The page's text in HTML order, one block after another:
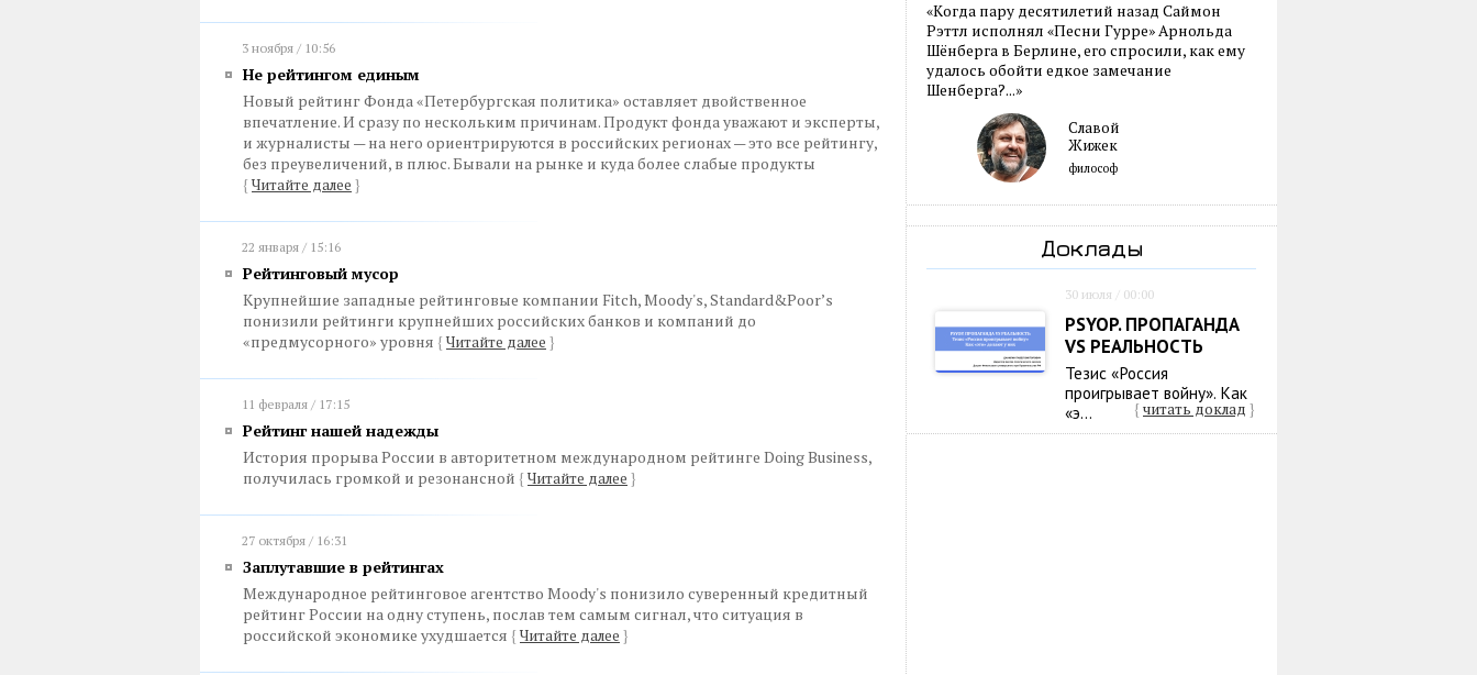
3 ноября / 10:56
Не рейтингом единым
Новый рейтинг Фонда «Петербургская политика» оставляет двойственное
впечатление. И сразу по нескольким причинам. Продукт фонда уважают и эксперты,
и журналисты — на него ориентрируются в российских регионах — это все рейтингу,
без преувеличений, в плюс. Бывали на рынке и куда более слабые продукты
{ Читайте далее }
22 января / 15:16
Рейтинговый мусор
Крупнейшие западные рейтинговые компании Fitch, Moody's, Standard&Poor’s
понизили рейтинги крупнейших российских банков и компаний до
«предмусорного» уровня { Читайте далее }
11 февраля / 17:15
Рейтинг нашей надежды
История прорыва России в авторитетном международном рейтинге Doing Business,
получилась громкой и резонансной { Читайте далее }
27 октября / 16:31
Заплутавшие в рейтингах
Международное рейтинговое агентство Moody's понизило суверенный кредитный
рейтинг России на одну ступень, послав тем самым сигнал, что ситуация в
российской экономике ухудшается { Читайте далее }
«Когда пару десятилетий назад Саймон
Рэттл исполнял «Песни Гурре» Арнольда
Шёнберга в Берлине, его спросили, как ему
удалось обойти едкое замечание
Шенберга?...»
Славой
Жижек
философ
Доклады
30 июля / 00:00
PSYOP. ПРОПАГАНДА
VS РЕАЛЬНОСТЬ
Тезис «Россия
проигрывает войну». Как
«э...
{ читать доклад }